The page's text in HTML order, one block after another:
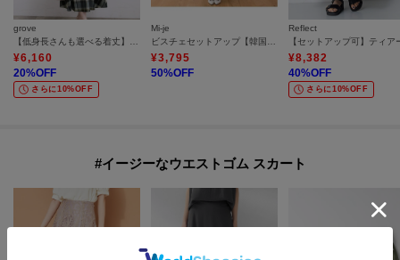
grove
¥6,160
20%OFF
さらに10%OFF
Mi-je
¥3,795
50%OFF
Reflect
¥8,382
40%OFF
さらに10%OFF
#イージーなウエストゴム スカート